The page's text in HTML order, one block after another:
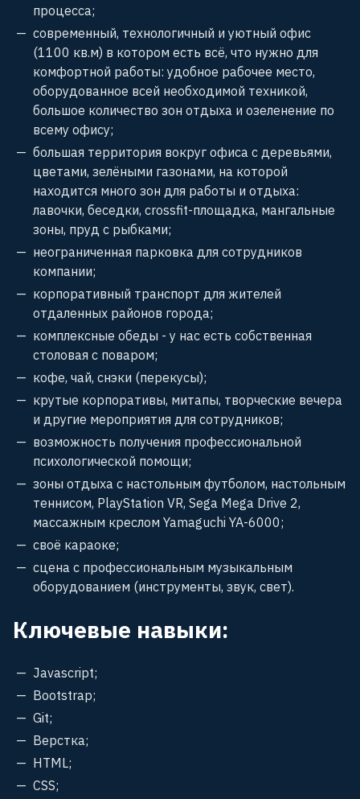
процесса;
современный‚ технологичный и уютный офис
(1100 кв.м) в котором есть всё, что нужно для
комфортной работы: удобное рабочее место,
оборудованное всей необходимой техникой,
большое количество зон отдыха и озеленение по
всему офису;
большая территория вокруг офиса с деревьями,
цветами, зелёными газонами, на которой
находится много зон для работы и отдыха:
лавочки, беседки, crossfit-площадка, мангальные
зоны, пруд с рыбками;
неограниченная парковка для сотрудников
компании;
корпоративный транспорт для жителей
отдаленных районов города;
комплексные обеды - у нас есть собственная
столовая с поваром;
кофе, чай, снэки (перекусы);
крутые корпоративы, митапы, творческие вечера
и другие мероприятия для сотрудников;
возможность получения профессиональной
психологической помощи;
зоны отдыха с настольным футболом, настольным
теннисом, PlayStation VR‚ Sega Mega Drive 2,
массажным креслом Yamaguchi YA-6000;
своё караоке;
сцена с профессиональным музыкальным
оборудованием (инструменты, звук, свет).
Ключевые навыки:
Javascript;
Bootstrap;
Git;
Верстка;
HTML;
CSS;